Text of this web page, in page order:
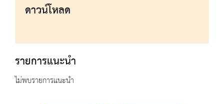
ดาวน์โหลด
รายการแนะนำ
ไม่พบรายการแนะนำ